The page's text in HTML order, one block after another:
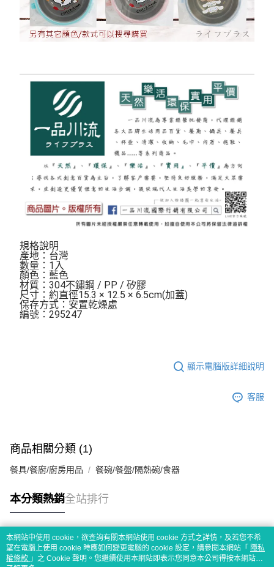
規格說明
產地：台灣
數量：1入
顏色：藍色
材質：304不鏽鋼 / PP / 矽膠
尺寸：約直徑15.3 × 12.5 × 6.5cm(加蓋)
保存方式：安置乾燥處
編號：295247
顯示電腦版詳細說明
客服
商品相關分類 (1)
餐具/餐廚/廚房用品 餐碗/餐盤/隔熱碗/食器
本分類熱銷全站排行
熱門標籤
本網站中使用 cookie，欲查詢有關本網站使用 cookie 方式之詳情，及若您不希
望在電腦上使用 cookie 時應如何變更電腦的 cookie 設定，請參閱本網站「 隱私
權條款 」之 Cookie 聲明。您繼續使用本網站即表示您同意本公司得按本網站使